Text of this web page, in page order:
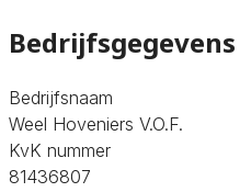
Bedrijfsgegevens
Bedrijfsnaam
Weel Hoveniers V.O.F.
KvK nummer
81436807